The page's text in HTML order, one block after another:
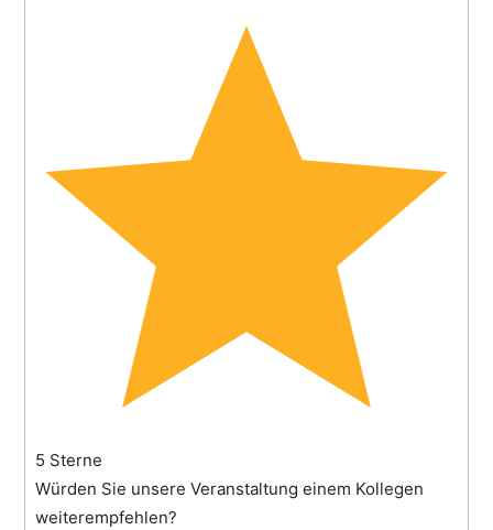
5 Sterne
Würden Sie unsere Veranstaltung einem Kollegen
weiterempfehlen?